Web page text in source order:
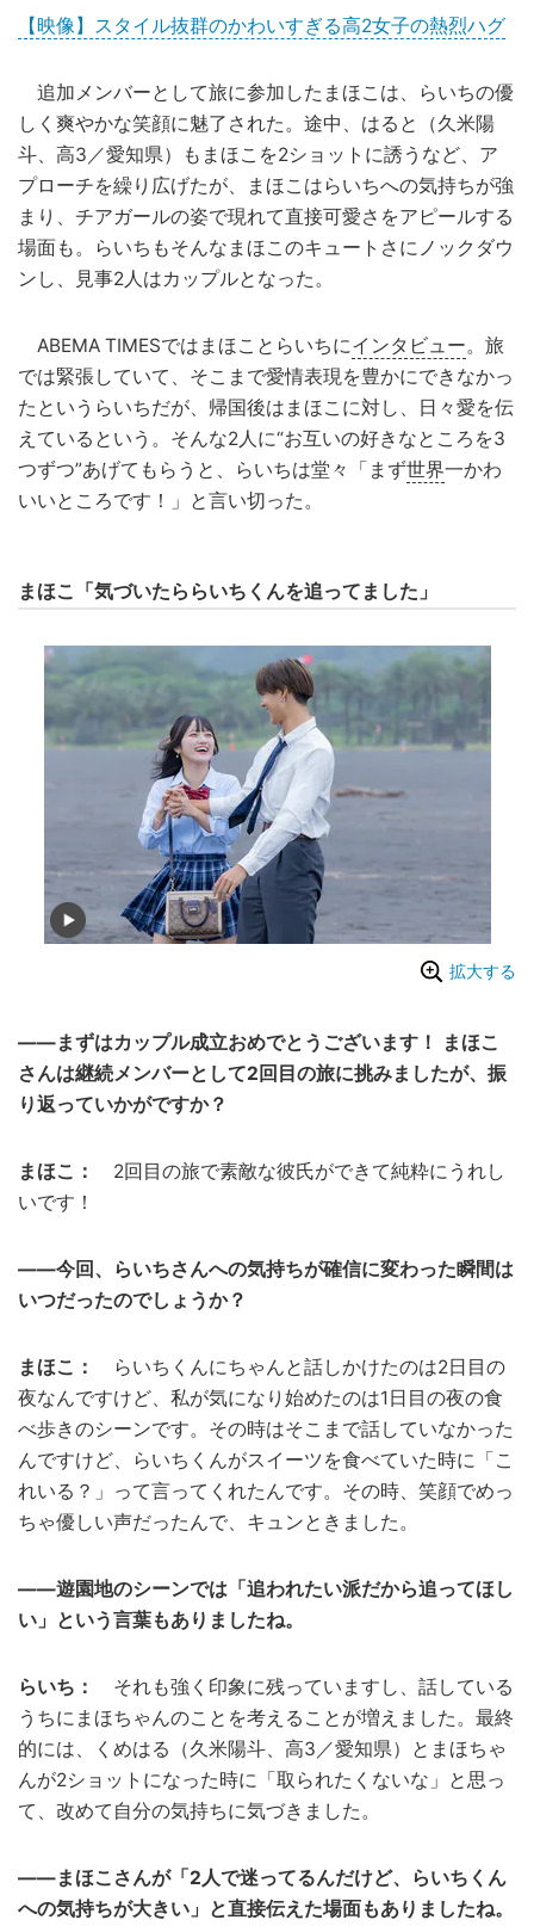
【映像】スタイル抜群のかわいすぎる高2女子の熱烈ハグ
追加メンバーとして旅に参加したまほこは、らいちの優
しく爽やかな笑顔に魅了された。途中、はると（久米陽
斗、高3／愛知県）もまほこを2ショットに誘うなど、ア
プローチを繰り広げたが、まほこはらいちへの気持ちが強
まり、チアガールの姿で現れて直接可愛さをアピールする
場面も。らいちもそんなまほこのキュートさにノックダウ
ンし、見事2人はカップルとなった。
ABEMA TIMESではまほことらいちにインタビュー。旅
では緊張していて、そこまで愛情表現を豊かにできなかっ
たというらいちだが、帰国後はまほこに対し、日々愛を伝
えているという。そんな2人に“お互いの好きなところを3
つずつ”あげてもらうと、らいちは堂々「まず世界一かわ
いいところです！」と言い切った。
まほこ「気づいたららいちくんを追ってました」
拡大する
――まずはカップル成立おめでとうございます！ まほこ
さんは継続メンバーとして2回目の旅に挑みましたが、振
り返っていかがですか？
まほこ：
2回目の旅で素敵な彼氏ができて純粋にうれし
いです！
――今回、らいちさんへの気持ちが確信に変わった瞬間は
いつだったのでしょうか？
まほこ：
らいちくんにちゃんと話しかけたのは2日目の
夜なんですけど、私が気になり始めたのは1日目の夜の食
べ歩きのシーンです。その時はそこまで話していなかった
んですけど、らいちくんがスイーツを食べていた時に「こ
れいる？」って言ってくれたんです。その時、笑顔でめっ
ちゃ優しい声だったんで、キュンときました。
――遊園地のシーンでは「追われたい派だから追ってほし
い」という言葉もありましたね。
らいち：
それも強く印象に残っていますし、話している
うちにまほちゃんのことを考えることが増えました。最終
的には、くめはる（久米陽斗、高3／愛知県）とまほちゃ
んが2ショットになった時に「取られたくないな」と思っ
て、改めて自分の気持ちに気づきました。
――まほこさんが「2人で迷ってるんだけど、らいちくん
への気持ちが大きい」と直接伝えた場面もありましたね。